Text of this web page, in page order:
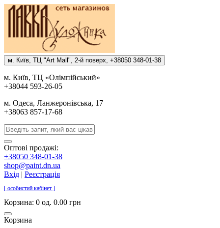
м. Киïв, ТЦ "Art Mall", 2-й поверх, +38050 348-01-38
м. Киïв, ТЦ «Олiмпiйський»
+38044 593-26-05
м. Одеса, Ланжеронiвська, 17
+38063 857-17-68
Оптові продажі:
+38050 348-01-38
shop@paint.dn.ua
Вхід | Реєстрація
[ особистий кабінет ]
Корзина: 0 од. 0.00 грн
Корзина